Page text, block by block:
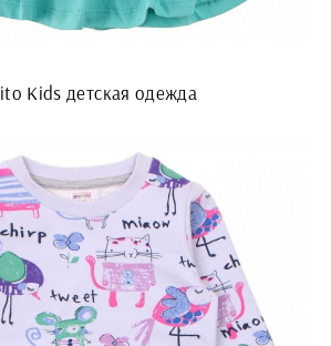
Kids детская одежда